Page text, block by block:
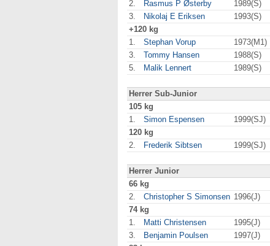
2.
Rasmus P Østerby 1989(S)
3.
Nikolaj E Eriksen 1993(S)
+120 kg
1.
Stephan Vorup 1973(M1)
3.
Tommy Hansen 1988(S)
5.
Malik Lennert 1989(S)
Herrer Sub-Junior
105 kg
1.
Simon Espensen 1999(SJ)
120 kg
2.
Frederik Sibtsen 1999(SJ)
Herrer Junior
66 kg
2.
Christopher S Simonsen 1996(J)
74 kg
1.
Matti Christensen 1995(J)
3.
Benjamin Poulsen 1997(J)